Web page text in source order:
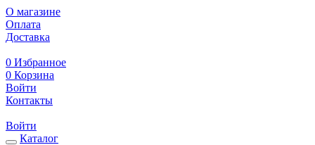
О магазине
Оплата
Доставка
0 Избранное
0 Корзина
Войти
Контакты
Войти
Каталог